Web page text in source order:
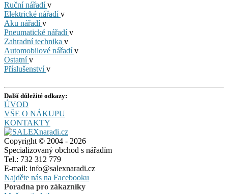
Ruční nářadív
Elektrické nářadív
Aku nářadív
Pneumatické nářadív
Zahradní technika v
Automobilové nářadív
Ostatnív
Příslušenstvív
Další důležité odkazy:
ÚVOD
VŠE O NÁKUPU
KONTAKTY
Copyright © 2004 - 2026
Specializovaný obchod s nářadím
Tel.: 732 312 779
E-mail: info@salexnaradi.cz
Najděte nás na Facebooku
Poradna pro zákazníky